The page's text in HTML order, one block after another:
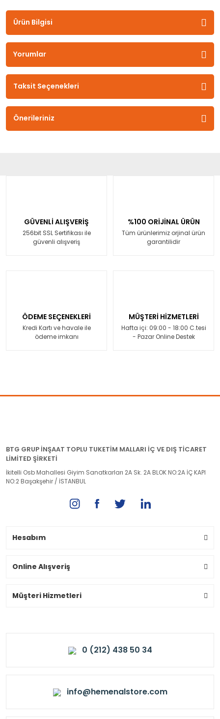
Ürün Bilgisi
Yorumlar
Taksit Seçenekleri
Önerileriniz
GÜVENLİ ALIŞVERİŞ
256bit SSL Sertifikası ile
güvenli alışveriş
%100 ORİJİNAL ÜRÜN
Tüm ürünlerimiz orjinal ürün
garantilidir
ÖDEME SEÇENEKLERİ
Kredi Kartı ve havale ile
ödeme imkanı
MÜŞTERİ HİZMETLERİ
Hafta içi: 09:00 - 18:00 C.tesi
- Pazar Online Destek
BTG GRUP İNŞAAT TOPLU TUKETİM MALLARI İÇ VE DIŞ TİCARET
LİMİTED ŞİRKETİ
İkitelli Osb Mahallesi Giyim Sanatkarları 2A Sk. 2A BLOK NO:2A İÇ KAPI
NO:2 Başakşehir / İSTANBUL
Hesabım
Online Alışveriş
Müşteri Hizmetleri
0 (212) 438 50 34
info@hemenalstore.com